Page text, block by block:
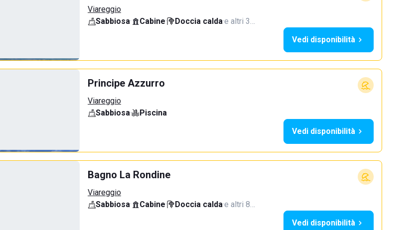
Viareggio
Sabbiosa· Cabine· Doccia calda·e altri 3…
Vedi disponibilità
Principe Azzurro
Viareggio
Sabbiosa·
Piscina
Vedi disponibilità
Bagno La Rondine
Viareggio
Sabbiosa· Cabine· Doccia calda·e altri 8…
Vedi disponibilità